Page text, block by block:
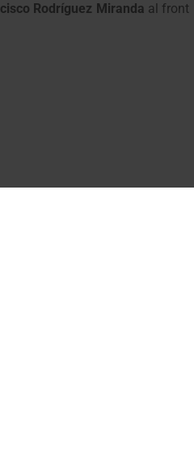
Rodríguez Miranda al front